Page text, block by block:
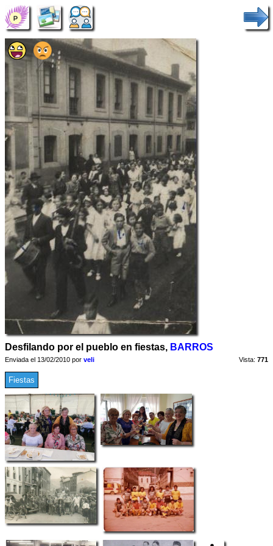
Desfilando por el pueblo en fiestas, BARROS
Enviada el 13/02/2010 por veli Vista: 771
Fiestas